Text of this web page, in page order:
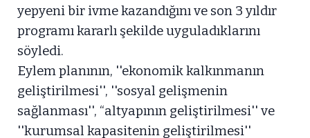
yepyeni bir ivme kazandığını ve son 3 yıldır
programı kararlı şekilde uyguladıklarını
söyledi.
Eylem planının, ''ekonomik kalkınmanın
geliştirilmesi'', ''sosyal gelişmenin
sağlanması'', “altyapının geliştirilmesi'' ve
''kurumsal kapasitenin geliştirilmesi''